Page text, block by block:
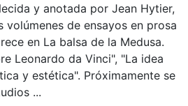
y anotada por Jean Hytier,
volúmenes de ensayos en prosa
en La balsa de la Medusa.
Leonardo da Vinci", "La idea
y estética". Próximamente se
...